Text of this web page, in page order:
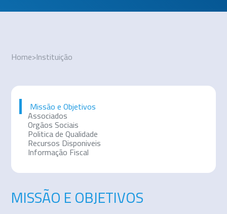
Home>Instituição
Missão e Objetivos
Associados
Orgãos Sociais
Politica de Qualidade
Recursos Disponiveis
Informação Fiscal
MISSÃO E OBJETIVOS